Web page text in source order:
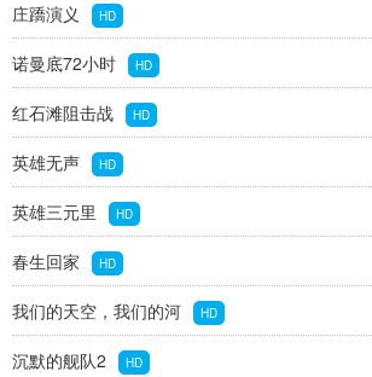
庄蹻演义 HD
诺曼底72小时 HD
红石滩阻击战 HD
英雄无声 HD
英雄三元里 HD
春生回家 HD
我们的天空，我们的河 HD
沉默的舰队2 HD